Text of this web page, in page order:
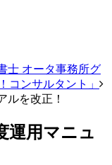
士 オータ事務所グ
コンサルタント」
ルを改正！
運用マニュ